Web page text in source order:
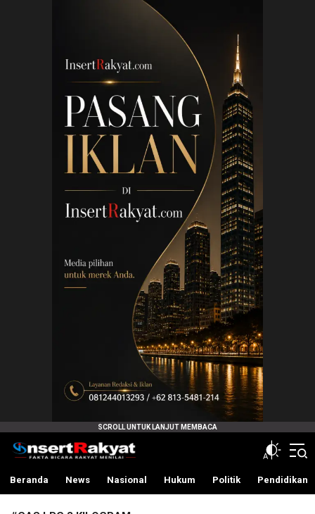
InsertRakyat.com
Fakta Bicara Rakyat Menilai
Beranda News Nasional Hukum Politik Pendidikan